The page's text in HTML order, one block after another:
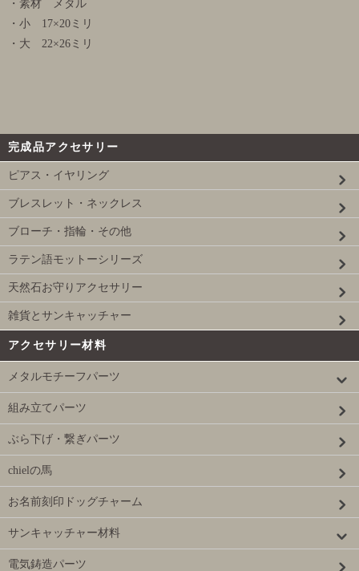
・素材 メタル
・小 17×20ミリ
・大 22×26ミリ
完成品アクセサリー
ピアス・イヤリング
ブレスレット・ネックレス
ブローチ・指輪・その他
ラテン語モットーシリーズ
天然石お守りアクセサリー
雑貨とサンキャッチャー
アクセサリー材料
メタルモチーフパーツ
組み立てパーツ
ぶら下げ・繋ぎパーツ
chielの馬
お名前刻印ドッグチャーム
サンキャッチャー材料
電気鋳造パーツ